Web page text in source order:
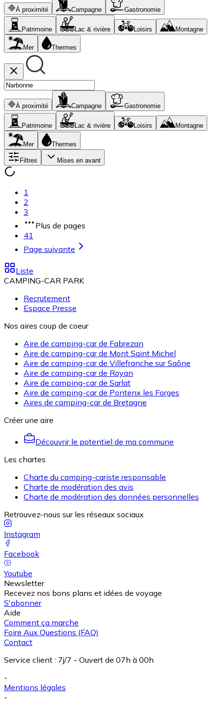
À proximité Campagne Gastronomie
Patrimoine Lac & rivière Loisirs Montagne
Mer Thermes
À proximité Campagne Gastronomie
Patrimoine Lac & rivière Loisirs Montagne
Mer Thermes
Filtres Mises en avant
1
2
3
Plus de pages
41
Page suivante
Liste
CAMPING-CAR PARK
Recrutement
Espace Presse
Nos aires coup de coeur
Aire de camping-car de Fabrezan
Aire de camping-car de Mont Saint Michel
Aire de camping-car de Villefranche sur Saône
Aire de camping-car de Royan
Aire de camping-car de Sarlat
Aire de camping-car de Pontenx les Forges
Aires de camping-car de Bretagne
Créer une aire
Découvrir le potentiel de ma commune
Les chartes
Charte du camping-cariste responsable
Charte de modération des avis
Charte de modération des données personnelles
Retrouvez-nous sur les réseaux sociaux
Instagram
Facebook
Youtube
Newsletter
Recevez nos bons plans et idées de voyage
S'abonner
Aide
Comment ça marche
Foire Aux Questions (FAQ)
Contact
Service client : 7j/7 - Ouvert de 07h à 00h
-
Mentions légales
-